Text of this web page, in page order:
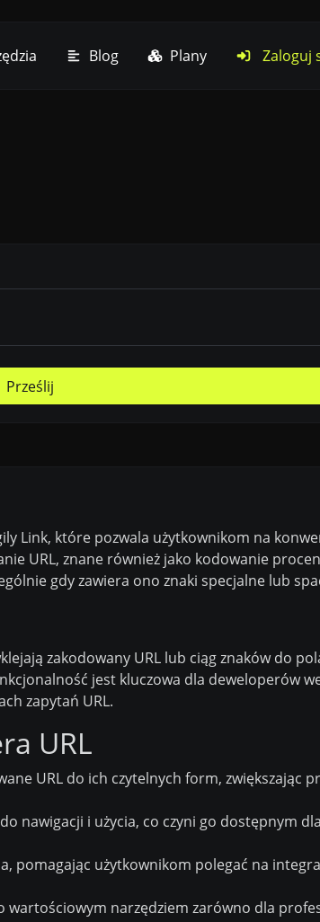
Blog Plany Zaloguj
Prześlij
Link, które pozwala użytkownikom na
URL, znane również jako kodowanie
gdy zawiera ono znaki specjalne lub
zakodowany URL lub ciąg znaków do
jest kluczowa dla deweloperów
zapytań URL.
URL
URL do ich czytelnych form, zwiększając
nawigacji i użycia, co czyni go dostępnym
pomagając użytkownikom polegać na
wartościowym narzędziem zarówno dla